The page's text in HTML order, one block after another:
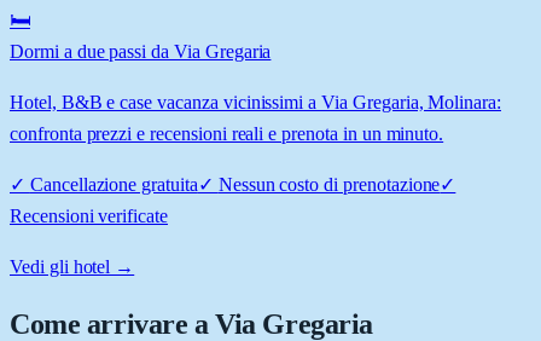
🛏️
Dormi a due passi da Via Gregaria
Hotel, B&B e case vacanza vicinissimi a Via Gregaria, Molinara:
confronta prezzi e recensioni reali e prenota in un minuto.
✓ Cancellazione gratuita✓ Nessun costo di prenotazione✓
Recensioni verificate
Vedi gli hotel →
Come arrivare aVia Gregaria